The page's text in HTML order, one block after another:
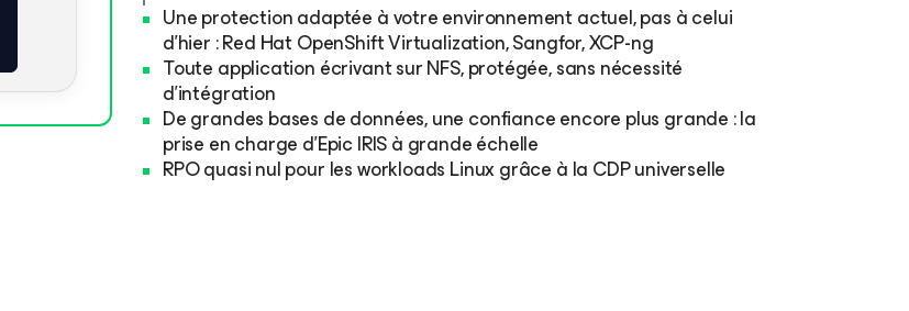
Une protection adaptée à votre environnement actuel, pas à celui
d’hier : Red Hat OpenShift Virtualization, Sangfor, XCP-ng
Toute application écrivant sur NFS, protégée, sans nécessité
d’intégration
De grandes bases de données, une confiance encore plus grande : la
prise en charge d’Epic IRIS à grande échelle
RPO quasi nul pour les workloads Linux grâce à la CDP universelle